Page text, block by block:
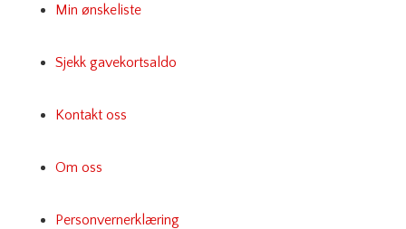
Min ønskeliste
Sjekk gavekortsaldo
Kontakt oss
Om oss
Personvernerklæring